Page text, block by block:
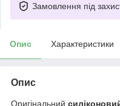
Замовлення під
Опис Характеристики
Опис
Оригінальний